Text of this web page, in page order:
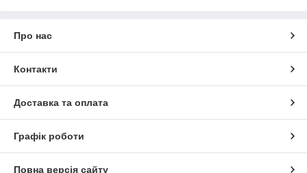
Про нас
Контакти
Доставка та оплата
Графік роботи
Повна версія сайту